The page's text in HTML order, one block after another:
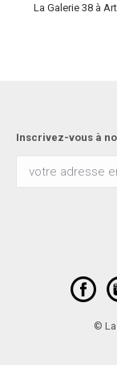
La Galerie 38 à
Inscrivez-vous à
© La